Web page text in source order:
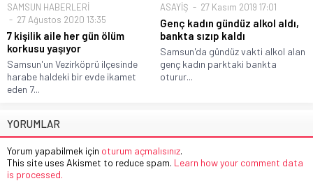
SAMSUN HABERLERİ
27 Ağustos 2020 13:35
7 kişilik aile her gün ölüm
korkusu yaşıyor
Samsun'un Vezirköprü ilçesinde
harabe haldeki bir evde ikamet
eden 7...
ASAYİŞ 27 Kasım 2019 17:01
Genç kadın gündüz alkol aldı,
bankta sızıp kaldı
Samsun'da gündüz vakti alkol alan
genç kadın parktaki bankta
oturur...
YORUMLAR
Yorum yapabilmek için oturum açmalısınız.
This site uses Akismet to reduce spam. Learn how your comment data
is processed.